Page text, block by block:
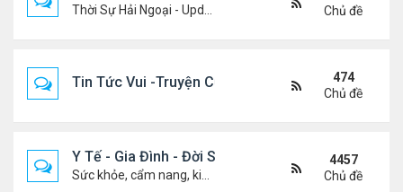
Chủ đề
Tin Tức Vui -Truyện Cười- Video Hài
474
Chủ đề
Y Tế - Gia Đình - Đời Sống
4457
Chủ đề